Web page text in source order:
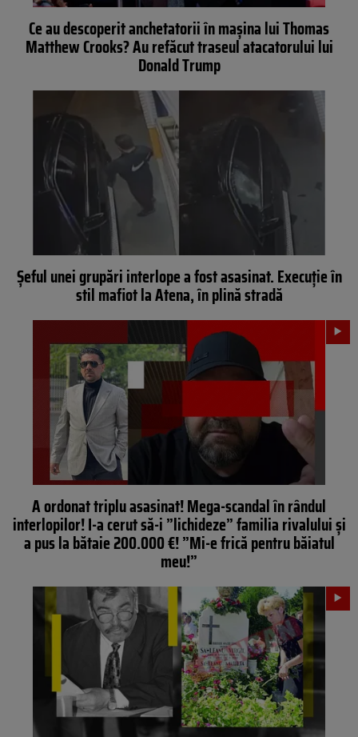
Ce au descoperit anchetatorii în maşina lui Thomas
Matthew Crooks? Au refăcut traseul atacatorului lui
Donald Trump
Șeful unei grupări interlope a fost asasinat. Execuție în
stil mafiot la Atena, în plină stradă
A ordonat triplu asasinat! Mega-scandal în rândul
interlopilor! I-a cerut să-i ”lichideze” familia rivalului și
a pus la bătaie 200.000 €! ”Mi-e frică pentru băiatul
meu!”